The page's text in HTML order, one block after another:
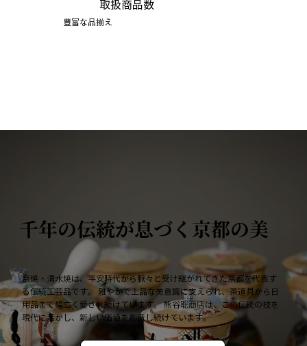
取扱商品数
豊富な品揃え
千年の伝統が息づく京都の美
京焼・清水焼は、平安時代から脈々と受け継がれてきた京都を代表す
る伝統工芸品です。 雅やかで上品な美意識に支えられ、茶道具から日
用品まで幅広く愛され続けています。 熊谷聡商店は、この伝統の技を
現代に活かし、新しい価値を創造し続けています。